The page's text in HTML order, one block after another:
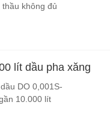
không đủ
lít dầu pha xăng
DO 0,001S-
10.000 lít